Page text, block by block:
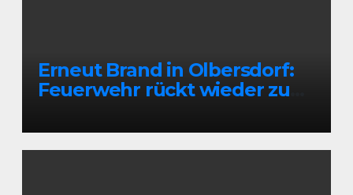
Erneut Brand in Olbersdorf:
Feuerwehr rückt wieder zu